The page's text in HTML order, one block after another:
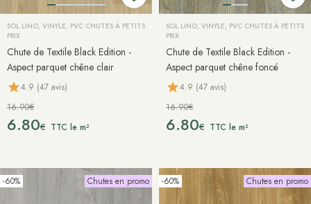
SOL LINO, VINYLE, PVC CHUTES À PETITS
PRIX
Chute de Textile Black Edition -
Aspect parquet chêne clair
4.9 (47 avis)
16.90€
6.80€ TTC le m²
SOL LINO, VINYLE, PVC CHUTES À PETITS
PRIX
Chute de Textile Black Edition -
Aspect parquet chêne foncé
4.9 (47 avis)
16.90€
6.80€ TTC le m²
-60% Chutes en promo -60% Chutes en promo